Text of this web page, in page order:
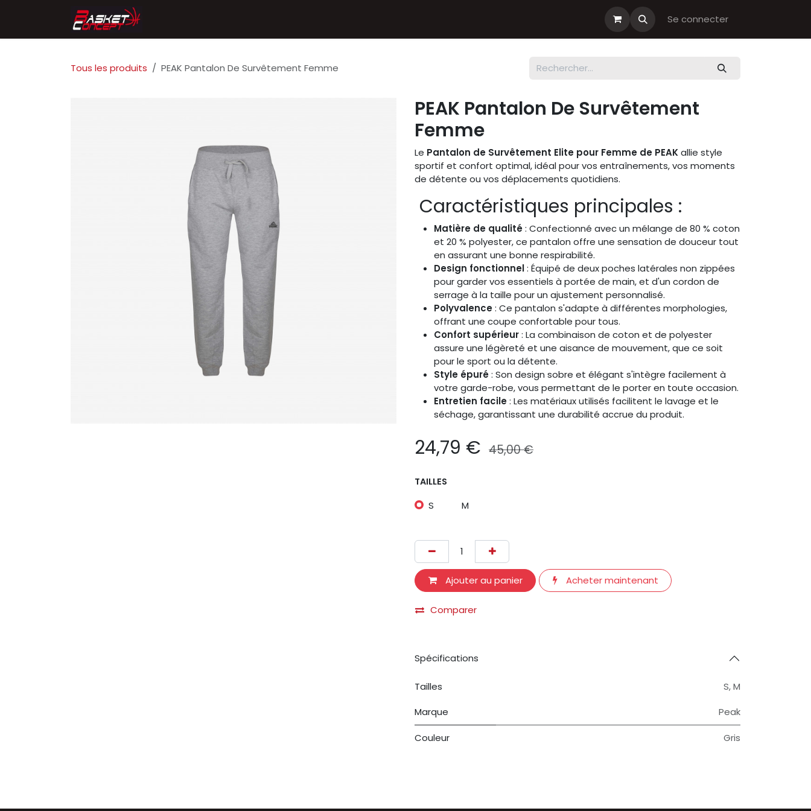
Boutiques Club Se connecter
Tous les produits PEAK Pantalon De Survêtement Femme
PEAK Pantalon De Survêtement
Femme
Le Pantalon de Survêtement Elite pour Femme de PEAKallie style
sportif et confort optimal, idéal pour vos entraînements, vos moments
de détente ou vos déplacements quotidiens.​
Caractéristiques principales :
Matière de qualité: Confectionné avec un mélange de 80 % coton
et 20 % polyester, ce pantalon offre une sensation de douceur tout
en assurant une bonne respirabilité. ​
Design fonctionnel: Équipé de deux poches latérales non zippées
pour garder vos essentiels à portée de main, et d'un cordon de
serrage à la taille pour un ajustement personnalisé. ​
Polyvalence: Ce pantalon s'adapte à différentes morphologies,
offrant une coupe confortable pour tous.
Confort supérieur: La combinaison de coton et de polyester
assure une légèreté et une aisance de mouvement, que ce soit
pour le sport ou la détente.​
Style épuré: Son design sobre et élégant s'intègre facilement à
votre garde-robe, vous permettant de le porter en toute occasion.​
Entretien facile: Les matériaux utilisés facilitent le lavage et le
séchage, garantissant une durabilité accrue du produit.
24,79 € 45,00€
TAILLES
S M
Ajouter au panier Acheter maintenant
Comparer
Spécifications
Tailles S,M
Marque
Peak
Couleur Gris